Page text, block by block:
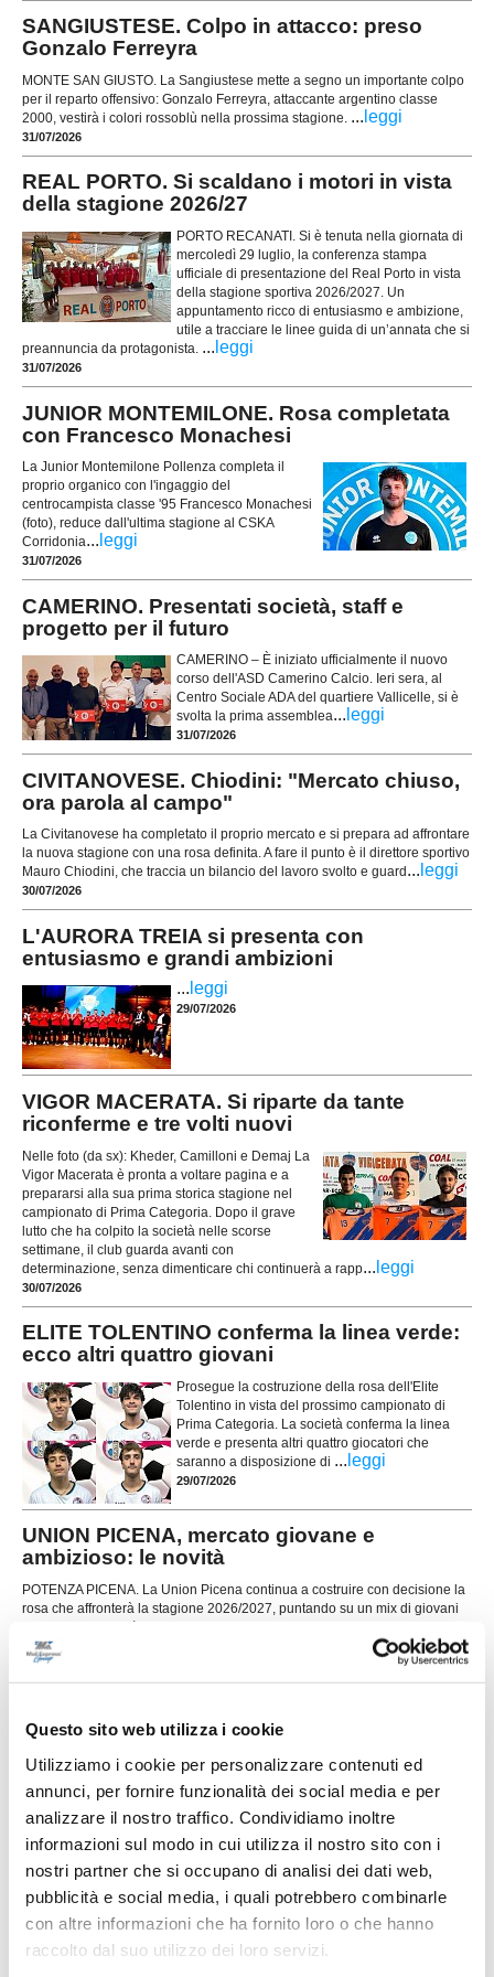
Questo sito web utilizza i cookie
Utilizziamo i cookie per personalizzare contenuti ed
annunci, per fornire funzionalità dei social media e per
analizzare il nostro traffico. Condividiamo inoltre
informazioni sul modo in cui utilizza il nostro sito con i
nostri partner che si occupano di analisi dei dati web,
pubblicità e social media, i quali potrebbero combinarle
con altre informazioni che ha fornito loro o che hanno
raccolto dal suo utilizzo dei loro servizi.
SANGIUSTESE. Colpo in attacco: preso
Gonzalo Ferreyra
MONTE SAN GIUSTO. La Sangiustese mette a segno un importante colpo
per il reparto offensivo: Gonzalo Ferreyra, attaccante argentino classe
2000, vestirà i colori rossoblù nella prossima stagione. ... leggi
31/07/2026
REAL PORTO. Si scaldano i motori in vista
della stagione 2026/27
PORTO RECANATI. Si è tenuta nella giornata di
mercoledì 29 luglio, la conferenza stampa
ufficiale di presentazione del Real Porto in vista
della stagione sportiva 2026/2027. Un
appuntamento ricco di entusiasmo e ambizione,
utile a tracciare le linee guida di un’annata che si
preannuncia da protagonista. ... leggi
31/07/2026
JUNIOR MONTEMILONE. Rosa completata
con Francesco Monachesi
La Junior Montemilone Pollenza completa il
proprio organico con l'ingaggio del
centrocampista classe '95 Francesco Monachesi
(foto), reduce dall'ultima stagione al CSKA
Corridonia... leggi
31/07/2026
CAMERINO. Presentati società, staff e
progetto per il futuro
CAMERINO – È iniziato ufficialmente il nuovo
corso dell'ASD Camerino Calcio. Ieri sera, al
Centro Sociale ADA del quartiere Vallicelle, si è
svolta la prima assemblea... leggi
31/07/2026
CIVITANOVESE. Chiodini: "Mercato chiuso,
ora parola al campo"
La Civitanovese ha completato il proprio mercato e si prepara ad affrontare
la nuova stagione con una rosa definita. A fare il punto è il direttore sportivo
Mauro Chiodini, che traccia un bilancio del lavoro svolto e guard ... leggi
30/07/2026
L'AURORA TREIA si presenta con
entusiasmo e grandi ambizioni
... leggi
29/07/2026
VIGOR MACERATA. Si riparte da tante
riconferme e tre volti nuovi
Nelle foto (da sx): Kheder, Camilloni e Demaj La
Vigor Macerata è pronta a voltare pagina e a
prepararsi alla sua prima storica stagione nel
campionato di Prima Categoria. Dopo il grave
lutto che ha colpito la società nelle scorse
settimane, il club guarda avanti con
determinazione, senza dimenticare chi continuerà a rapp... leggi
30/07/2026
ELITE TOLENTINO conferma la linea verde:
ecco altri quattro giovani
Prosegue la costruzione della rosa dell'Elite
Tolentino in vista del prossimo campionato di
Prima Categoria. La società conferma la linea
verde e presenta altri quattro giocatori che
saranno a disposizione di ... leggi
29/07/2026
UNION PICENA, mercato giovane e
ambizioso: le novità
POTENZA PICENA. La Union Picena continua a costruire con decisione la
rosa che affronterà la stagione 2026/2027, puntando su un mix di giovani
talenti, giocatori già pronti per la categoria e figure di esperienza nell'area
tecnica. Il club di Potenza Picena ha ufficializzato una serie di innesti che
confermano la volontà di dare contin
29/07/2026
LORESE. Prende forma la nuova squadra di
... leggi
28/07/2026
RICCI: "Mercato importante, ora dobbiamo
diventare una squadra"